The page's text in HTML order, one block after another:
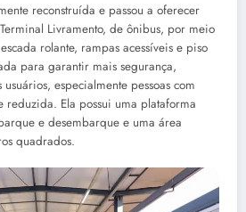
reconstruída e passou a oferecer
Livramento, de ônibus, por meio
rolante, rampas acessíveis e piso
para garantir mais segurança,
especialmente pessoas com
Ela possui uma plataforma
e desembarque e uma área
quadrados.